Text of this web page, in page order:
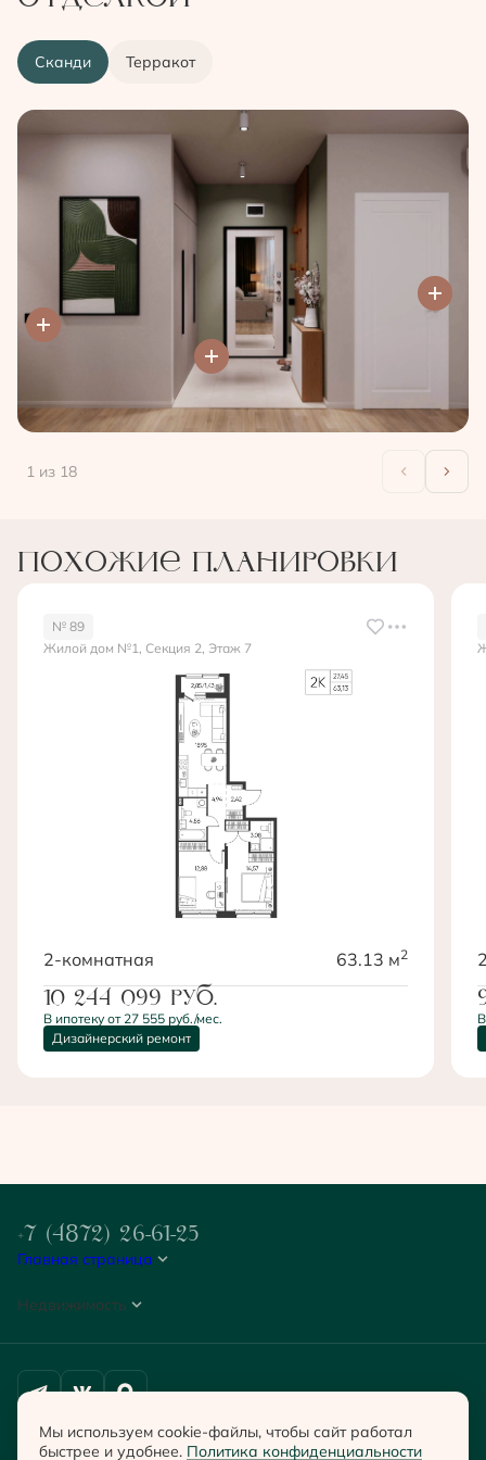
Сканди Терракот
1 из 18
Похожие планировки
№ 89
Жилой дом №1, Секция 2, Этаж 7
2-комнатная 63.13 м2
10 244 099 руб.
В ипотеку от 27 555 руб./мес.
Дизайнерский ремонт
Главная страница
Недвижимость
+7 (4872) 26-61-25
Политика конфиденциальности
Согласие на обработку персональных данных
Мы используем cookie-файлы, чтобы сайт работал
быстрее и удобнее. Политика конфиденциальности